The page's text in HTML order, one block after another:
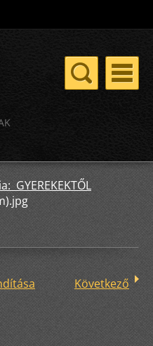
GYEREKEKTŐL
Következő